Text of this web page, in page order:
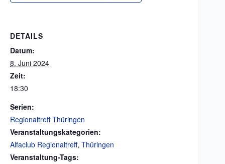
DETAILS
Datum:
8. Juni 2024
Zeit:
18:30
Serien:
Regionaltreff Thüringen
Veranstaltungskategorien:
Alfaclub Regionaltreff, Thüringen
Veranstaltung-Tags: